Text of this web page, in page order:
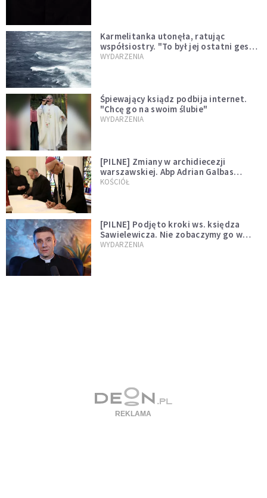
Karmelitanka utonęła, ratując
współsiostry. "To był jej ostatni gest
miłości"
WYDARZENIA
Śpiewający ksiądz podbija internet.
"Chcę go na swoim ślubie"
WYDARZENIA
[PILNE] Zmiany w archidiecezji
warszawskiej. Abp Adrian Galbas
wręczył dekrety nowym proboszczom
KOŚCIÓŁ
[PILNE] Podjęto kroki ws. księdza
Sawielewicza. Nie zobaczymy go w
mediach
WYDARZENIA